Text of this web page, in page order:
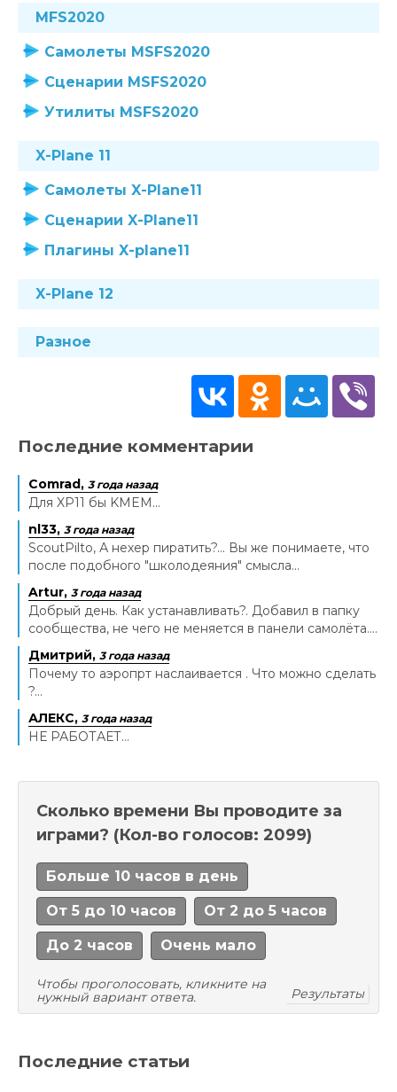
MFS2020
Самолеты MSFS2020
Сценарии MSFS2020
Утилиты MSFS2020
X-Plane 11
Самолеты X-Plane11
Сценарии X-Plane11
Плагины X-plane11
X-Plane 12
Разное
Последние комментарии
Comrad, 3 года назад
Для XP11 бы KMEM...
nl33, 3 года назад
ScoutPilto, А нехер пиратить?... Вы же понимаете, что
после подобного "школодеяния" смысла...
Artur, 3 года назад
Добрый день. Как устанавливать?. Добавил в папку
сообщества, не чего не меняется в панели самолёта....
Дмитрий, 3 года назад
Почему то аэропрт наслаивается . Что можно сделать
?...
АЛЕКС, 3 года назад
НЕ РАБОТАЕТ...
Сколько времени Вы проводите за
играми? (Кол-во голосов: 2099)
Больше 10 часов в день
От 5 до 10 часов От 2 до 5 часов
До 2 часов Очень мало
Чтобы проголосовать, кликните на
нужный вариант ответа.
Результаты
Последние статьи